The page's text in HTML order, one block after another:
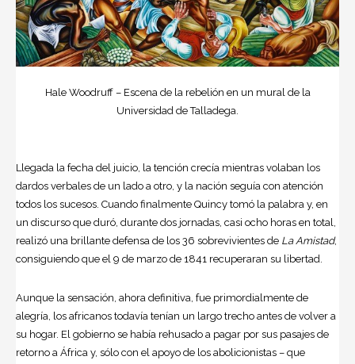
Hale Woodruff – Escena de la rebelión en un mural de la
Universidad de Talladega.
Llegada la fecha del juicio, la tención crecía mientras volaban los
dardos verbales de un lado a otro, y la nación seguía con atención
todos los sucesos. Cuando finalmente Quincy tomó la palabra y, en
un discurso que duró, durante dos jornadas, casi ocho horas en total,
realizó una brillante defensa de los 36 sobrevivientes de La Amistad,
consiguiendo que el 9 de marzo de 1841 recuperaran su libertad.
Aunque la sensación, ahora definitiva, fue primordialmente de
alegría, los africanos todavía tenían un largo trecho antes de volver a
su hogar. El gobierno se había rehusado a pagar por sus pasajes de
retorno a África y, sólo con el apoyo de los abolicionistas – que